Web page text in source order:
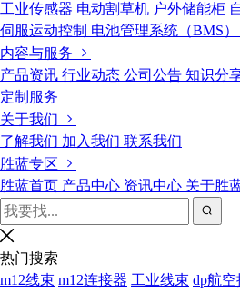
工业传感器 电动割草机 户外储能柜
伺服运动控制 电池管理系统（BMS）
内容与服务
产品资讯 行业动态 公司公告 知识分
定制服务
关于我们
了解我们 加入我们 联系我们
胜蓝专区
胜蓝首页 产品中心 资讯中心 关于胜
热门搜索
m12线束 m12连接器 工业线束 dp航空